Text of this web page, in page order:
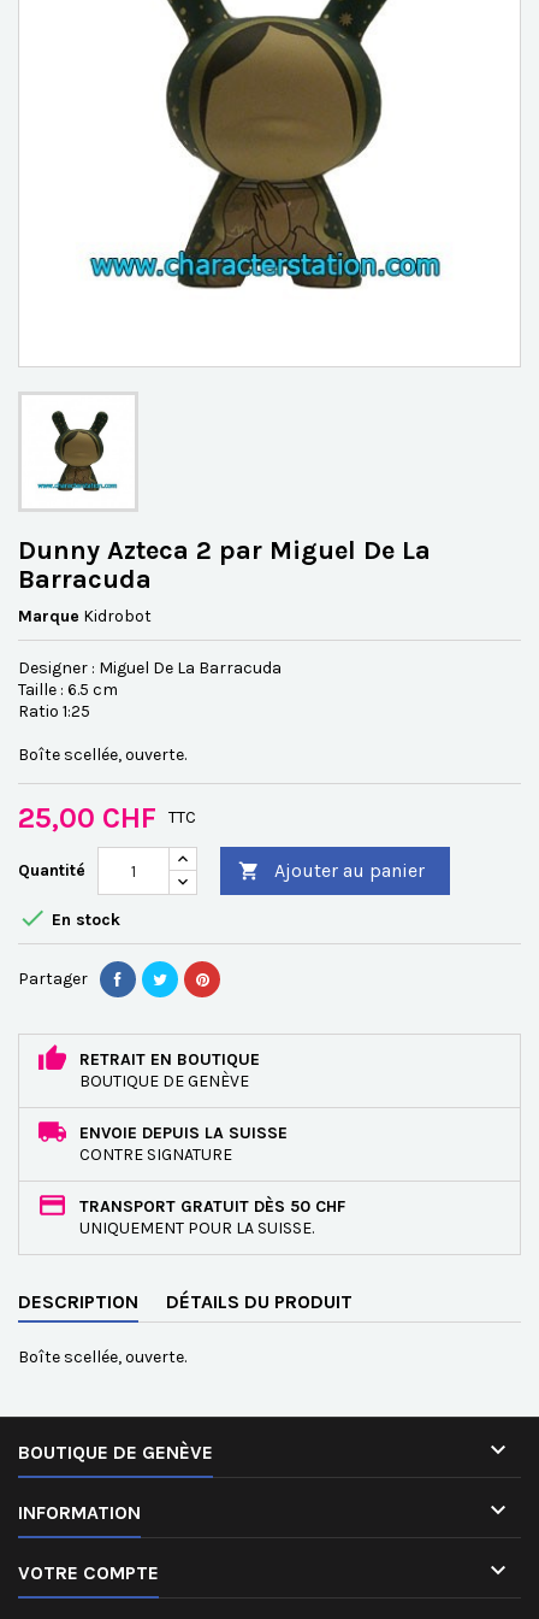
Dunny Azteca 2 par Miguel De La
Barracuda
Marque Kidrobot
Designer : Miguel De La Barracuda
Taille : 6.5 cm
Ratio 1:25
Boîte scellée, ouverte.
25,00 CHF TTC
Quantité  Ajouter au panier
 En stock
Partager
RETRAIT EN BOUTIQUE
BOUTIQUE DE GENÈVE
ENVOIE DEPUIS LA SUISSE
CONTRE SIGNATURE
TRANSPORT GRATUIT DÈS 50 CHF
UNIQUEMENT POUR LA SUISSE.
DESCRIPTION DÉTAILS DU PRODUIT
Boîte scellée, ouverte.
BOUTIQUE DE GENÈVE 
INFORMATION 
VOTRE COMPTE 